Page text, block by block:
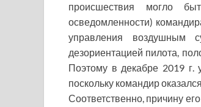
происшествия могло
осведомленности)
управления воздушным
дезориентацией пилота,
Поэтому в декабре 2019 г.
поскольку командир
Соответственно, причину